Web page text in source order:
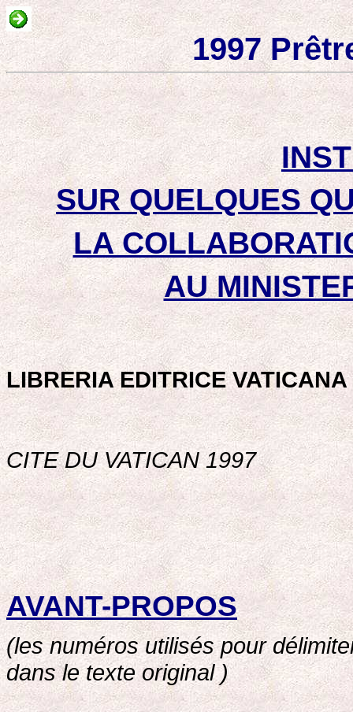
1997
SUR QUELQUES
LA
AU
LIBRERIA EDITRICE VATICANA
CITE DU VATICAN 1997
AVANT-PROPOS
(les numéros utilisés pour
dans le texte original )